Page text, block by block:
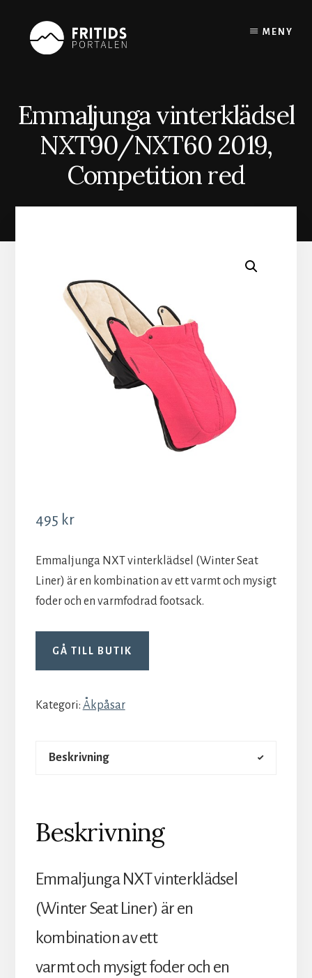
content
MENY
Emmaljunga vinterklädsel
NXT90/NXT60 2019,
Competition red
495 kr
Emmaljunga NXT vinterklädsel (Winter Seat
Liner) är en kombination av ett varmt och mysigt
foder och en varmfodrad footsack.
GÅ TILL BUTIK
Kategori: Åkpåsar
Beskrivning
Beskrivning
Emmaljunga NXT vinterklädsel
(Winter Seat Liner) är en
kombination av ett
varmt och mysigt foder och en